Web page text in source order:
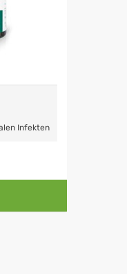
Infekten